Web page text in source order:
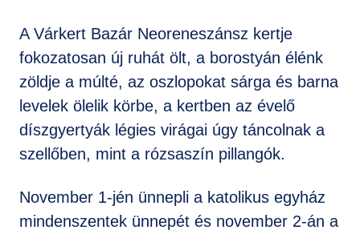
A Várkert Bazár Neoreneszánsz kertje
fokozatosan új ruhát ölt, a borostyán élénk
zöldje a múlté, az oszlopokat sárga és barna
levelek ölelik körbe, a kertben az évelő
díszgyertyák légies virágai úgy táncolnak a
szellőben, mint a rózsaszín pillangók.
November 1-jén ünnepli a katolikus egyház
mindenszentek ünnepét és november 2-án a